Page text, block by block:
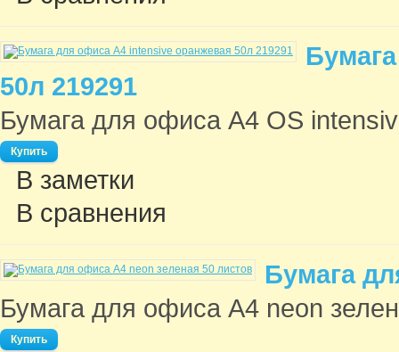
50л 219291
Бумага для офиса A4 OS
В заметки
В сравнения
Бумага
Бумага для офиса A4 neon